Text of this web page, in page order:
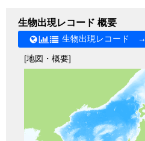
生物出現レコード 概要
生物出現レコード →
[地図・概要]